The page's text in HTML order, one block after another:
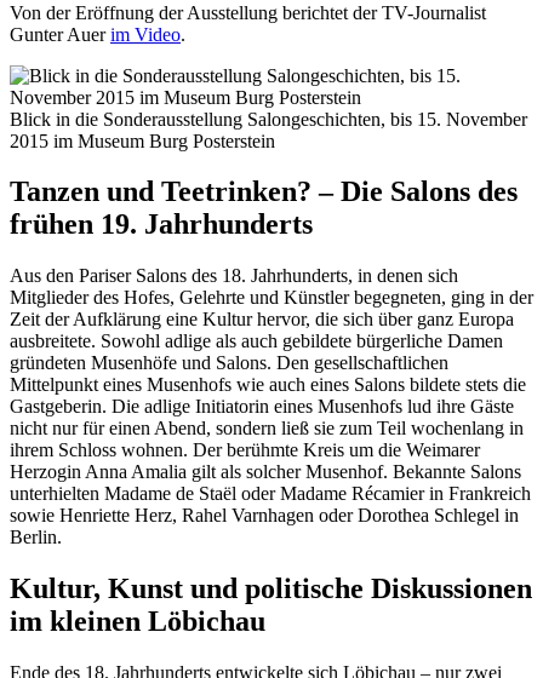
Von der Eröffnung der Ausstellung berichtet der TV-Journalist
Gunter Auerim Video.
Blick in die Sonderausstellung Salongeschichten, bis 15. November
2015 im Museum Burg Posterstein
Tanzen und Teetrinken? – Die Salons des
frühen 19. Jahrhunderts
Aus den Pariser Salons des 18. Jahrhunderts, in denen sich
Mitglieder des Hofes, Gelehrte und Künstler begegneten, ging in der
Zeit der Aufklärung eine Kultur hervor, die sich über ganz Europa
ausbreitete. Sowohl adlige als auch gebildete bürgerliche Damen
gründeten Musenhöfe und Salons. Den gesellschaftlichen
Mittelpunkt eines Musenhofs wie auch eines Salons bildete stets die
Gastgeberin. Die adlige Initiatorin eines Musenhofs lud ihre Gäste
nicht nur für einen Abend, sondern ließ sie zum Teil wochenlang in
ihrem Schloss wohnen. Der berühmte Kreis um die Weimarer
Herzogin Anna Amalia gilt als solcher Musenhof. Bekannte Salons
unterhielten Madame de Staël oder Madame Récamier in Frankreich
sowie Henriette Herz, Rahel Varnhagen oder Dorothea Schlegel in
Berlin.
Kultur, Kunst und politische Diskussionen
im kleinen Löbichau
Ende des 18. Jahrhunderts entwickelte sich Löbichau – nur zwei